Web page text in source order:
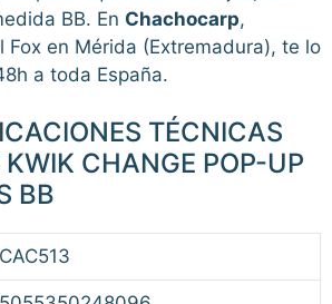
BB. En Chachocarp,
en Mérida (Extremadura), te lo
a toda España.
TÉCNICAS
KWIK CHANGE POP-UP
BB
CAC513